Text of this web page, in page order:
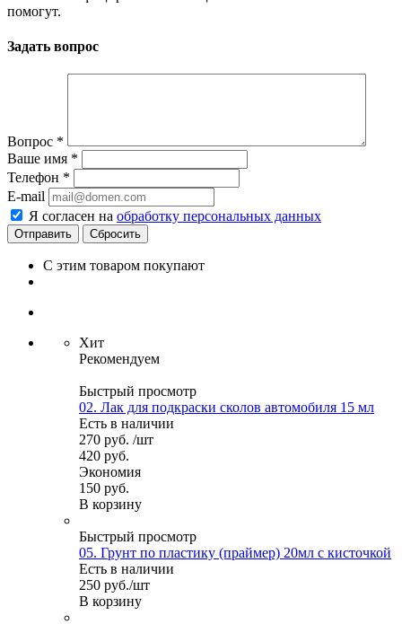
помогут.
Задать вопрос
Вопрос *
Ваше имя *
Телефон *
E-mail
Я согласен на обработку персональных данных
Сбросить
С этим товаром покупают
Хит
Рекомендуем
Быстрый просмотр
02. Лак для подкраски сколов автомобиля 15 мл
Есть в наличии
270 руб. /шт
420 руб.
Экономия
150 руб.
В корзину
Быстрый просмотр
05. Грунт по пластику (праймер) 20мл с кисточкой
Есть в наличии
250 руб./шт
В корзину